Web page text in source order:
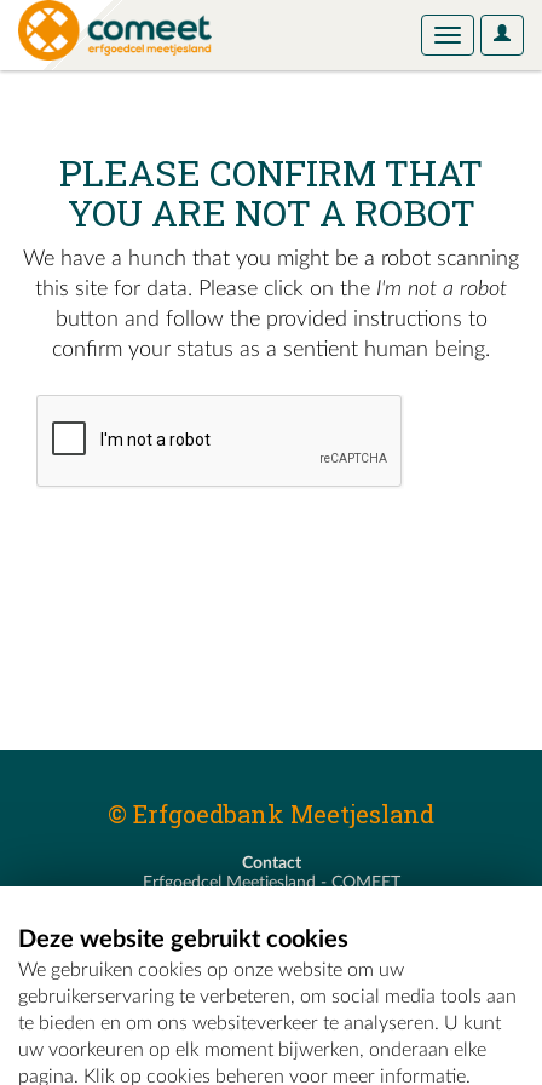
User
Toggle
PLEASE CONFIRM THAT
YOU ARE NOT A ROBOT
We have a hunch that you might be a robot scanning
this site for data. Please click on the I'm not a robot
button and follow the provided instructions to
confirm your status as a sentient human being.
© Erfgoedbank Meetjesland
Contact
Erfgoedcel Meetjesland - COMEET
T - 09 373 75 96
E -erfgoedcel@comeet.be
Deze website gebruikt cookies
We gebruiken cookies op onze website om uw
gebruikerservaring te verbeteren, om social media tools aan
te bieden en om ons websiteverkeer te analyseren. U kunt
uw voorkeuren op elk moment bijwerken, onderaan elke
pagina. Klik op cookies beheren voor meer informatie.